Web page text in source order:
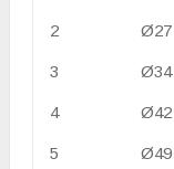
2 Ø27
3 Ø34
4 Ø42
5 Ø49